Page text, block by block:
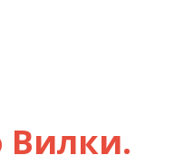
Вилки.